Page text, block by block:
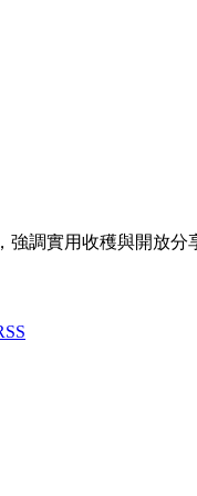
調實用收穫與開放分